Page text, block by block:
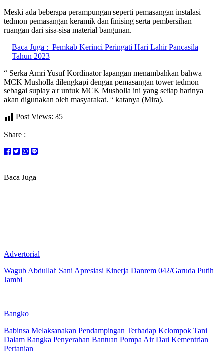
Meski ada beberapa perampungan seperti pemasangan instalasi
tedmon pemasangan keramik dan finising serta pembersihan
ruangan dari sisa-sisa material bangunan.
Baca Juga : Pemkab Kerinci Peringati Hari Lahir Pancasila
Tahun 2023
“ Serka Amri Yusuf Kordinator lapangan menambahkan bahwa
MCK Musholla dilengkapi dengan pemasangan tower tedmon
sebagai suplay air untuk MCK Musholla ini yang setiap harinya
akan digunakan oleh masyarakat. “ katanya (Mira).
Post Views: 85
Share :
Baca Juga
Advertorial
Wagub Abdullah Sani Apresiasi Kinerja Danrem 042/Garuda Putih
Jambi
Bangko
Babinsa Melaksanakan Pendampingan Terhadap Kelompok Tani
Dalam Rangka Penyerahan Bantuan Pompa Air Dari Kementrian
Pertanian